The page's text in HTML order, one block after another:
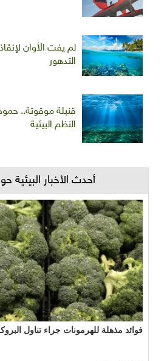
لم يفت الأوان
التدهور
قنبلة موقوتة..
النظم البيئية
أحدث الأخبار البيئية
فوائد مذهلة للهرمونات جراء تناول